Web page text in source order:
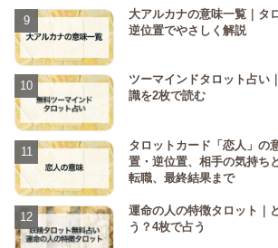
大アルカナの意味一覧｜タ
逆位置でやさしく解説
ツーマインドタロット占い
識を2枚で読む
タロットカード「恋人」の
置・逆位置、相手の気持ち
転職、最終結果まで
運命の人の特徴タロット｜
う？4枚で占う